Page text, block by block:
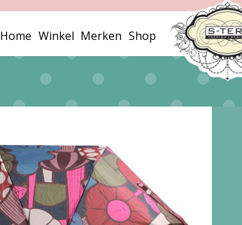
Home Winkel Merken Shop